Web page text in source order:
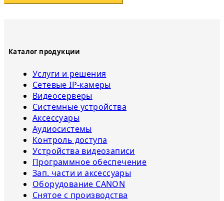
Каталог продукции
Услуги и решения
Сетевые IP-камеры
Видеосерверы
Системные устройства
Аксессуары
Аудиосистемы
Контроль доступа
Устройства видеозаписи
Программное обеспечение
Зап. части и аксессуары
Оборудование CANON
Снятое с прoизвoдства